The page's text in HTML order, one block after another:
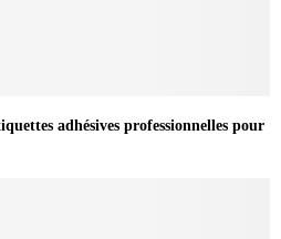
adhésives professionnelles pour